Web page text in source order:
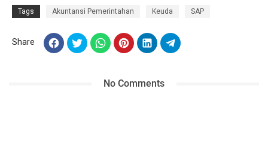
Tags Akuntansi Pemerintahan Keuda SAP
Share
No Comments